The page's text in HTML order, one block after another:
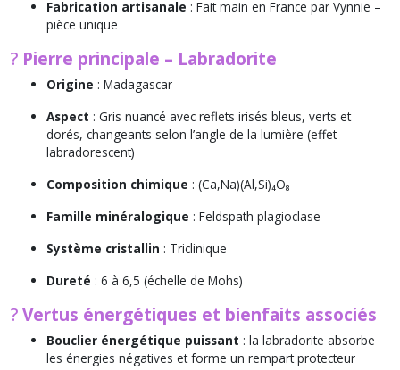
Fabrication artisanale : Fait main en France par Vynnie –
pièce unique
? Pierre principale – Labradorite
Origine : Madagascar
Aspect : Gris nuancé avec reflets irisés bleus, verts et
dorés, changeants selon l’angle de la lumière (effet
labradorescent)
Composition chimique : (Ca,Na)(Al,Si)₄O₈
Famille minéralogique : Feldspath plagioclase
Système cristallin : Triclinique
Dureté : 6 à 6,5 (échelle de Mohs)
?Vertus énergétiques et bienfaits associés
Bouclier énergétique puissant : la labradorite absorbe
les énergies négatives et forme un rempart protecteur